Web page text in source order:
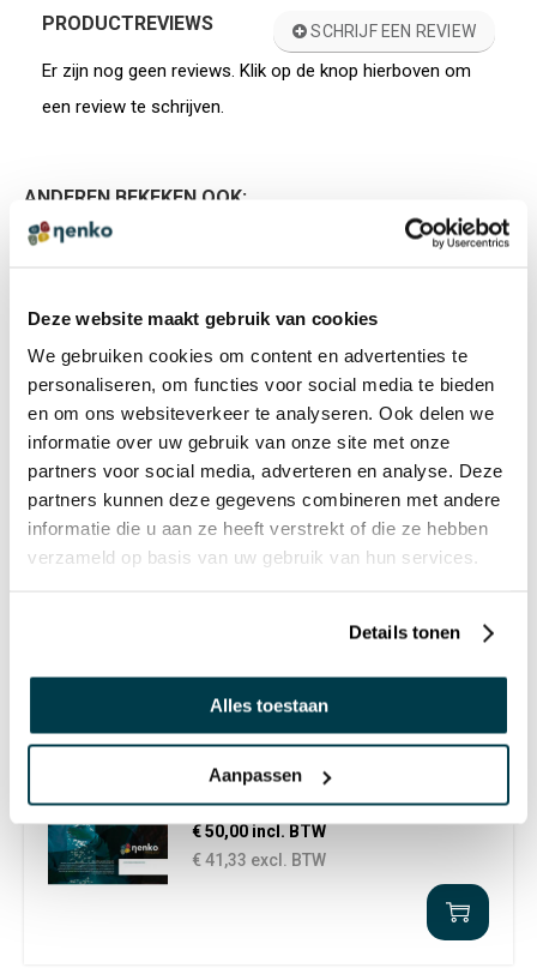
Deze website maakt gebruik van cookies
We gebruiken cookies om content en advertenties te
personaliseren, om functies voor social media te bieden
en om ons websiteverkeer te analyseren. Ook delen we
informatie over uw gebruik van onze site met onze
partners voor social media, adverteren en analyse. Deze
partners kunnen deze gegevens combineren met andere
informatie die u aan ze heeft verstrekt of die ze hebben
verzameld op basis van uw gebruik van hun services.
Details tonen
Alles toestaan
Aanpassen
PRODUCTREVIEWS SCHRIJF EEN REVIEW
Er zijn nog geen reviews. Klik op de knop hierboven om
een review te schrijven.
ANDEREN BEKEKEN OOK:
€ 8,27 excl. BTW
CADEAUTIP
Cadeaubon € 25,00
Cadeaubon € 50,00
€ 50,00 incl. BTW
€ 41,33 excl. BTW